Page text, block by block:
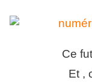
Ce
Et ,